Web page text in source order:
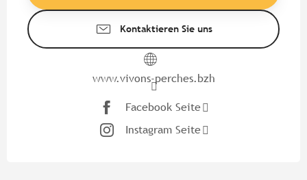
Kontaktieren Sie uns
www.vivons-perches.bzh
Facebook Seite
Instagram Seite